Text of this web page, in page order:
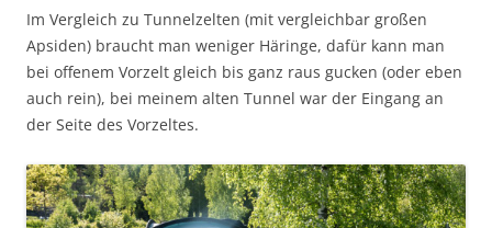
Im Vergleich zu Tunnelzelten (mit vergleichbar großen
Apsiden) braucht man weniger Häringe, dafür kann man
bei offenem Vorzelt gleich bis ganz raus gucken (oder eben
auch rein), bei meinem alten Tunnel war der Eingang an
der Seite des Vorzeltes.